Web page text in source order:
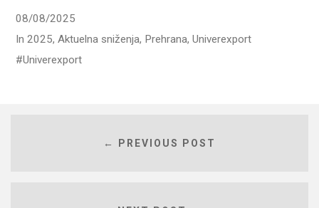
08/08/2025
In2025,Aktuelna sniženja, Prehrana,Univerexport
Univerexport
← PREVIOUS POST